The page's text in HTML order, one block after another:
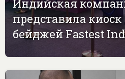
Индийская
представила
бейджей Fastest